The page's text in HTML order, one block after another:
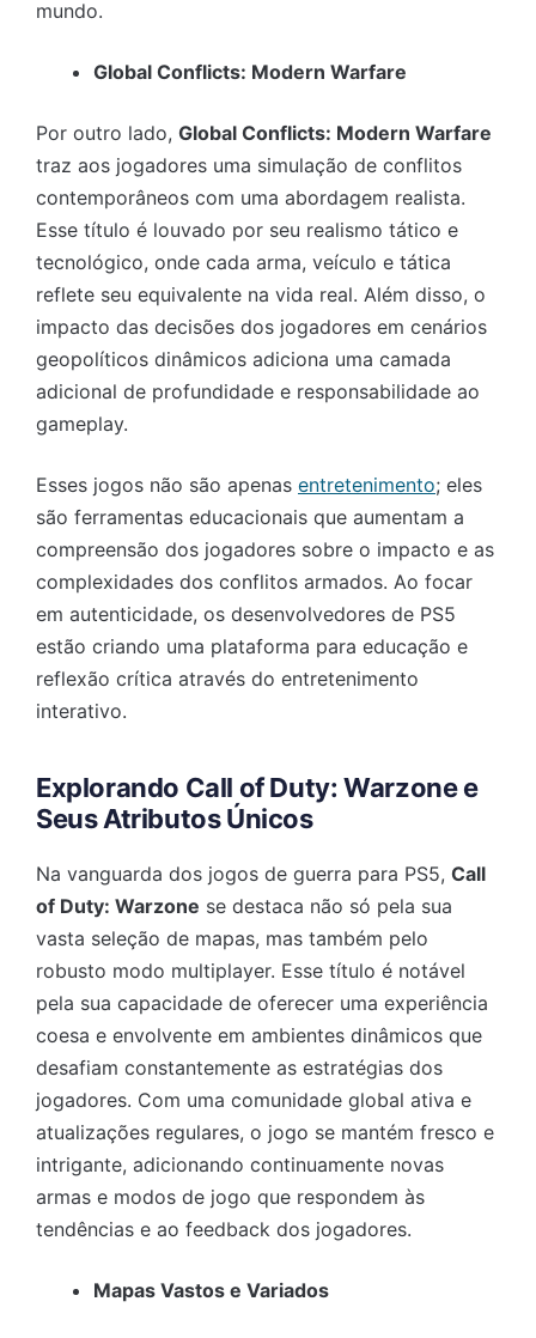
mundo.
Global Conflicts: Modern Warfare
Por outro lado, Global Conflicts: Modern Warfare
traz aos jogadores uma simulação de conflitos
contemporâneos com uma abordagem realista.
Esse título é louvado por seu realismo tático e
tecnológico, onde cada arma, veículo e tática
reflete seu equivalente na vida real. Além disso, o
impacto das decisões dos jogadores em cenários
geopolíticos dinâmicos adiciona uma camada
adicional de profundidade e responsabilidade ao
gameplay.
Esses jogos não são apenas entretenimento; eles
são ferramentas educacionais que aumentam a
compreensão dos jogadores sobre o impacto e as
complexidades dos conflitos armados. Ao focar
em autenticidade, os desenvolvedores de PS5
estão criando uma plataforma para educação e
reflexão crítica através do entretenimento
interativo.
Explorando Call of Duty: Warzone e
Seus Atributos Únicos
Na vanguarda dos jogos de guerra para PS5, Call
of Duty: Warzone se destaca não só pela sua
vasta seleção de mapas, mas também pelo
robusto modo multiplayer. Esse título é notável
pela sua capacidade de oferecer uma experiência
coesa e envolvente em ambientes dinâmicos que
desafiam constantemente as estratégias dos
jogadores. Com uma comunidade global ativa e
atualizações regulares, o jogo se mantém fresco e
intrigante, adicionando continuamente novas
armas e modos de jogo que respondem às
tendências e ao feedback dos jogadores.
Mapas Vastos e Variados